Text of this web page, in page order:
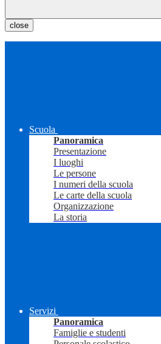
close
Scuola
Panoramica
Presentazione
I luoghi
Le persone
I numeri della scuola
Le carte della scuola
Organizzazione
La storia
Servizi
Panoramica
Famiglie e studenti